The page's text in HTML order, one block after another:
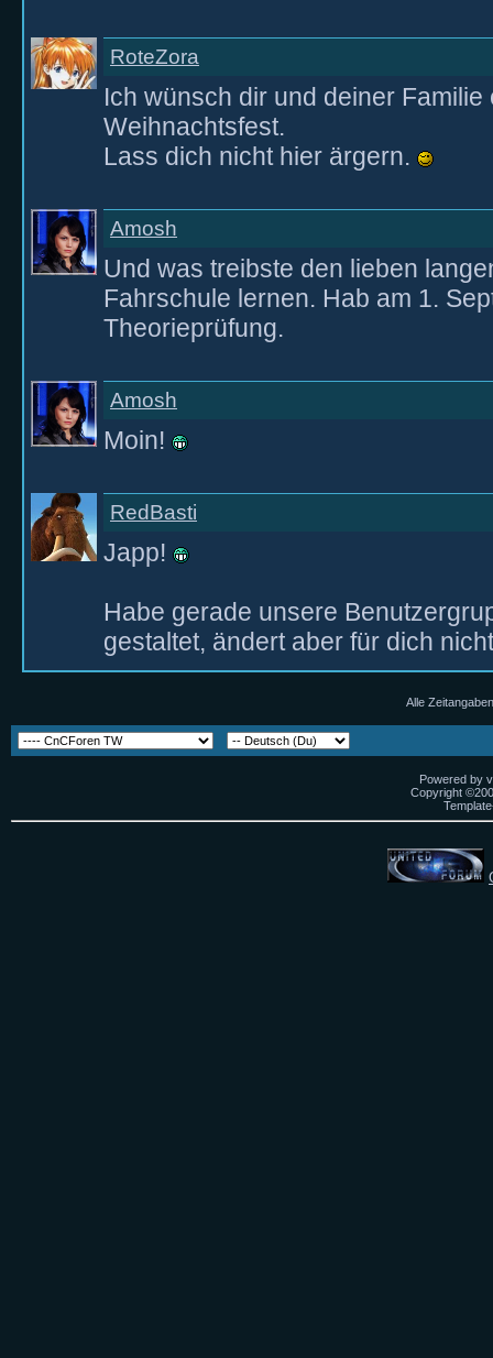
RoteZora
Ich wünsch dir und deiner Familie
Weihnachtsfest.
Lass dich nicht hier ärgern.
Amosh
Und was treibste den lieben
Fahrschule lernen. Hab am 1.
Theorieprüfung.
Amosh
Moin!
RedBasti
Japp!
Habe gerade unsere
gestaltet, ändert aber für dich
Alle
Powered by
Copyright